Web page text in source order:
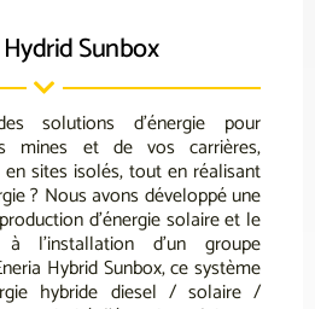
Sunbox
solutions d’énergie pour
mines et de vos carrières,
sites isolés, tout en réalisant
? Nous avons développé une
d’énergie solaire et le
à l’installation d’un groupe
Hybrid Sunbox, ce système
hybride diesel / solaire /